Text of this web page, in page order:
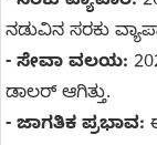
ನಡುವಿನ ಸರಕು
- ಸೇವಾ ವಲಯ:
ಡಾಲರ್‌ ಆಗಿತ್ತು.
- ಜಾಗತಿಕ ಪ್ರಭಾವ: